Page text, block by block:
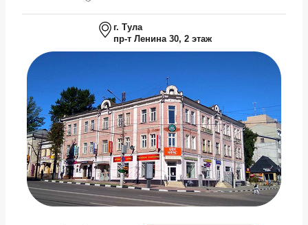
г. Тула
пр-т Ленина 30, 2 этаж